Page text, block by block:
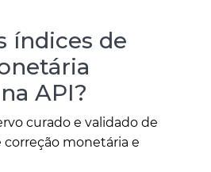
índices de
API?
curado e validado de
monetária e